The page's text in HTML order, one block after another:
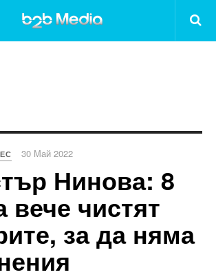
30 Май 2022
Нинова: 8
вече чистят
за да няма